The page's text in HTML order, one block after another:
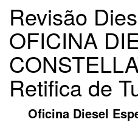
Revisão
OFICINA
Retifica de
Oficina Diesel